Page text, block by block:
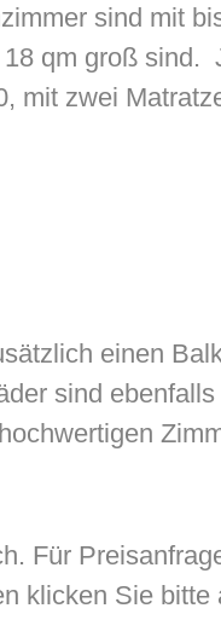
sind mit
qm groß sind.
mit zwei
einen
sind
Für
klicken Sie bitte